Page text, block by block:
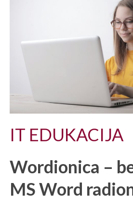
IT EDUKACIJA
Wordionica –
MS Word